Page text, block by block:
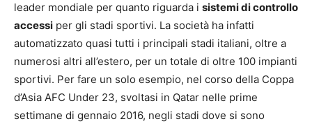
leader mondiale per quanto riguarda i sistemi di controllo
accessi per gli stadi sportivi. La società ha infatti
automatizzato quasi tutti i principali stadi italiani, oltre a
numerosi altri all’estero, per un totale di oltre 100 impianti
sportivi. Per fare un solo esempio, nel corso della Coppa
d’Asia AFC Under 23, svoltasi in Qatar nelle prime
settimane di gennaio 2016, negli stadi dove si sono